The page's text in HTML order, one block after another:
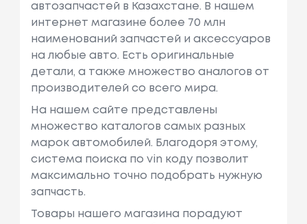
автозапчастей в Казахстане. В нашем
интернет магазине более 70 млн
наименований запчастей и аксессуаров
на любые авто. Есть оригинальные
детали, а также множество аналогов от
производителей со всего мира.
На нашем сайте представлены
множество каталогов самых разных
марок автомобилей. Благодоря этому,
система поиска по vin коду позволит
максимально точно подобрать нужную
запчасть.
Товары нашего магазина порадуют